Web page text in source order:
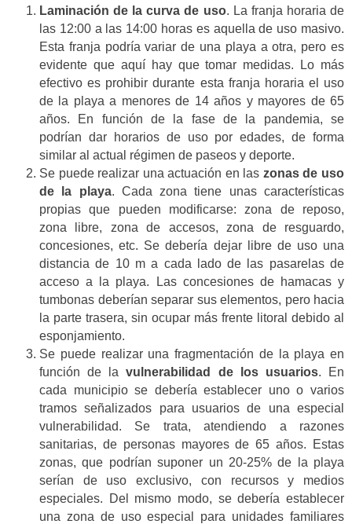
Laminación de la curva de uso. La franja horaria de
las 12:00 a las 14:00 horas es aquella de uso masivo.
Esta franja podría variar de una playa a otra, pero es
evidente que aquí hay que tomar medidas. Lo más
efectivo es prohibir durante esta franja horaria el uso
de la playa a menores de 14 años y mayores de 65
años. En función de la fase de la pandemia, se
podrían dar horarios de uso por edades, de forma
similar al actual régimen de paseos y deporte.
Se puede realizar una actuación en las zonas de uso
de la playa. Cada zona tiene unas características
propias que pueden modificarse: zona de reposo,
zona libre, zona de accesos, zona de resguardo,
concesiones, etc. Se debería dejar libre de uso una
distancia de 10 m a cada lado de las pasarelas de
acceso a la playa. Las concesiones de hamacas y
tumbonas deberían separar sus elementos, pero hacia
la parte trasera, sin ocupar más frente litoral debido al
esponjamiento.
Se puede realizar una fragmentación de la playa en
función de lavulnerabilidad de los usuarios. En
cada municipio se debería establecer uno o varios
tramos señalizados para usuarios de una especial
vulnerabilidad. Se trata, atendiendo a razones
sanitarias, de personas mayores de 65 años. Estas
zonas, que podrían suponer un 20-25% de la playa
serían de uso exclusivo, con recursos y medios
especiales. Del mismo modo, se debería establecer
una zona de uso especial para unidades familiares